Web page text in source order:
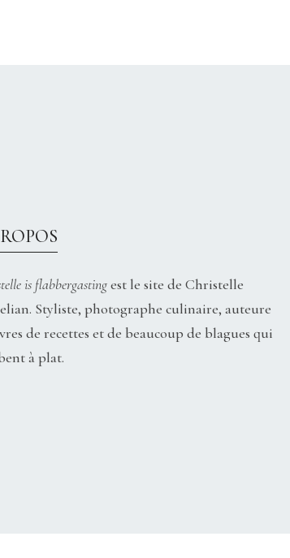
is flabbergastingest le site de Christelle
Styliste, photographe culinaire, auteure
de recettes et de beaucoup de blagues qui
à plat.